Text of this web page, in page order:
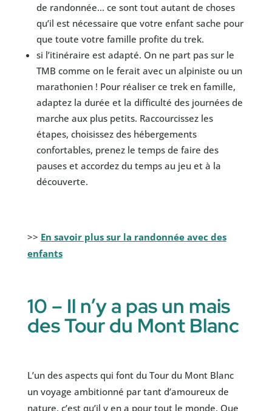
de randonnée… ce sont tout autant de choses
qu’il est nécessaire que votre enfant sache pour
que toute votre famille profite du trek.
si l’itinéraire est adapté. On ne part pas sur le
TMB comme on le ferait avec un alpiniste ou un
marathonien ! Pour réaliser ce trek en famille,
adaptez la durée et la difficulté des journées de
marche aux plus petits. Raccourcissez les
étapes, choisissez des hébergements
confortables, prenez le temps de faire des
pauses et accordez du temps au jeu et à la
découverte.
>> En savoir plus sur la randonnée avec des
enfants
10 – Il n’y a pas un mais
des Tour du Mont Blanc
L’un des aspects qui font du Tour du Mont Blanc
un voyage ambitionné par tant d’amoureux de
nature, c’est qu’il y en a pour tout le monde. Que